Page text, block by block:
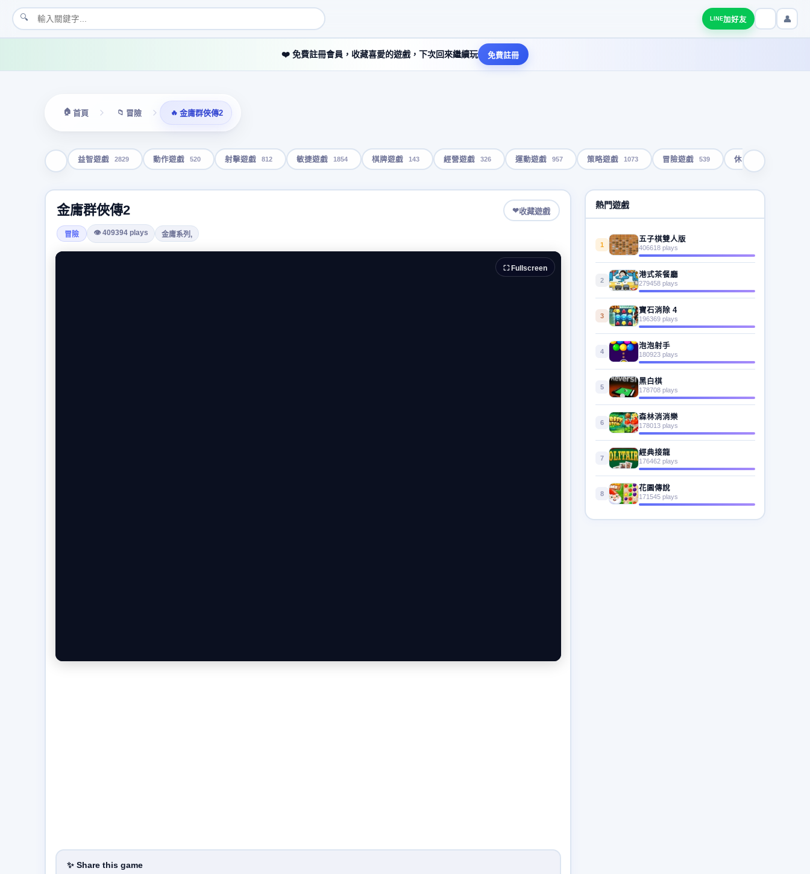
🔍 LINE加好友 👤
❤️ 免費註冊會員，收藏喜愛的遊戲，下次回來繼續玩 免費註冊
🏠 首頁 📁 冒險 🔥 金庸群俠傳2
益智遊戲 2829 動作遊戲 520 射擊遊戲 812 敏捷遊戲 1854 棋牌遊戲 143 經營遊戲 326 運動遊戲 957 策略遊戲 1073 冒險遊戲 539 休閒遊戲
金庸群俠傳2 ❤收藏遊戲
冒險 👁 409394 plays 金庸系列,
⛶ Fullscreen
✨ Share this game
熱門遊戲
1
五子棋雙人版
406618 plays
2
港式茶餐廳
279458 plays
3
寶石消除 4
196369 plays
4
泡泡射手
180923 plays
5
黑白棋
178708 plays
6
森林消消樂
178013 plays
7
經典接龍
176462 plays
8
花園傳說
171545 plays